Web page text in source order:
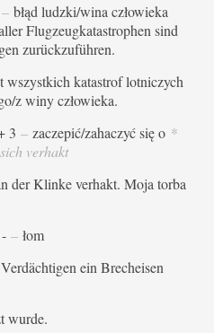
– błąd ludzki/wina człowieka
Flugzeugkatastrophen sind
zurückzuführen.
wszystkich katastrof lotniczych
z winy człowieka.
3 – zaczepić/zahaczyć się o *
verhakt
der Klinke verhakt. Moja torba
– łom
ein Brecheisen
wurde.